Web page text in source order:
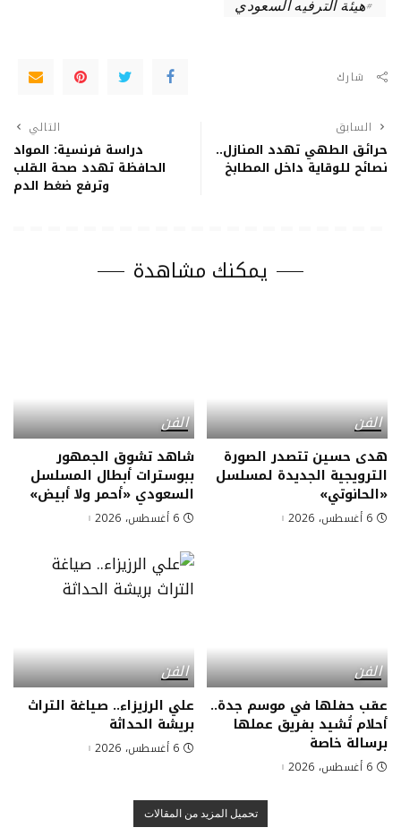
هيئة الترفيه السعودي
شارك
السابق
حرائق الطهي تهدد المنازل..
نصائح للوقاية داخل المطابخ
التالي
دراسة فرنسية: المواد
الحافظة تهدد صحة القلب
وترفع ضغط الدم
يمكنك مشاهدة
الفن
هدى حسين تتصدر الصورة
الترويجية الجديدة لمسلسل
«الحانوتي»
6 أغسطس، 2026
الفن
شاهد تشوق الجمهور
ببوسترات أبطال المسلسل
السعودي «أحمر ولا أبيض»
6 أغسطس، 2026
الفن
عقب حفلها في موسم جدة..
أحلام تُشيد بفريق عملها
برسالة خاصة
6 أغسطس، 2026
الفن
علي الرزيزاء.. صياغة التراث
بريشة الحداثة
6 أغسطس، 2026
تحميل المزيد من المقالات